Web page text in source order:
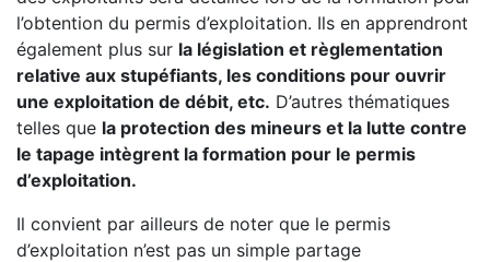
l’obtention du permis d’exploitation. Ils en apprendront
également plus sur la législation et règlementation
relative aux stupéfiants, les conditions pour ouvrir
une exploitation de débit, etc. D’autres thématiques
telles que la protection des mineurs et la lutte contre
le tapage intègrent la formation pour le permis
d’exploitation.
Il convient par ailleurs de noter que le permis
d’exploitation n’est pas un simple partage